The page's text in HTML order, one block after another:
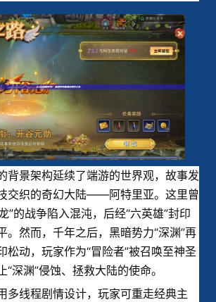
背景架构延续了端游的世界观，故事发
交织的奇幻大陆——阿特里亚。这里曾
”的战争陷入混沌，后经“六英雄”封印
。然而，千年之后，黑暗势力“深渊”再
松动，玩家作为“冒险者”被召唤至神圣
深渊”侵蚀、拯救大陆的使命。
多线程剧情设计，玩家可重走经典主